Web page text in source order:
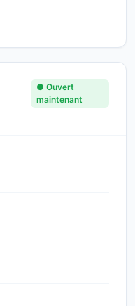
● Ouvert
maintenant